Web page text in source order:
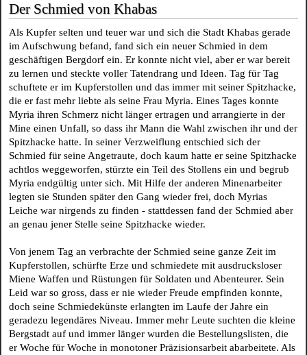
Der Schmied von Khabas
Als Kupfer selten und teuer war und sich die Stadt Khabas gerade
im Aufschwung befand, fand sich ein neuer Schmied in dem
geschäftigen Bergdorf ein. Er konnte nicht viel, aber er war bereit
zu lernen und steckte voller Tatendrang und Ideen. Tag für Tag
schuftete er im Kupferstollen und das immer mit seiner Spitzhacke,
die er fast mehr liebte als seine Frau Myria. Eines Tages konnte
Myria ihren Schmerz nicht länger ertragen und arrangierte in der
Mine einen Unfall, so dass ihr Mann die Wahl zwischen ihr und der
Spitzhacke hatte. In seiner Verzweiflung entschied sich der
Schmied für seine Angetraute, doch kaum hatte er seine Spitzhacke
achtlos weggeworfen, stürzte ein Teil des Stollens ein und begrub
Myria endgültig unter sich. Mit Hilfe der anderen Minenarbeiter
legten sie Stunden später den Gang wieder frei, doch Myrias
Leiche war nirgends zu finden - stattdessen fand der Schmied aber
an genau jener Stelle seine Spitzhacke wieder.
Von jenem Tag an verbrachte der Schmied seine ganze Zeit im
Kupferstollen, schürfte Erze und schmiedete mit ausdrucksloser
Miene Waffen und Rüstungen für Soldaten und Abenteurer. Sein
Leid war so gross, dass er nie wieder Freude empfinden konnte,
doch seine Schmiedekünste erlangten im Laufe der Jahre ein
geradezu legendäres Niveau. Immer mehr Leute suchten die kleine
Bergstadt auf und immer länger wurden die Bestellungslisten, die
er Woche für Woche in monotoner Präzisionsarbeit abarbeitete. Als